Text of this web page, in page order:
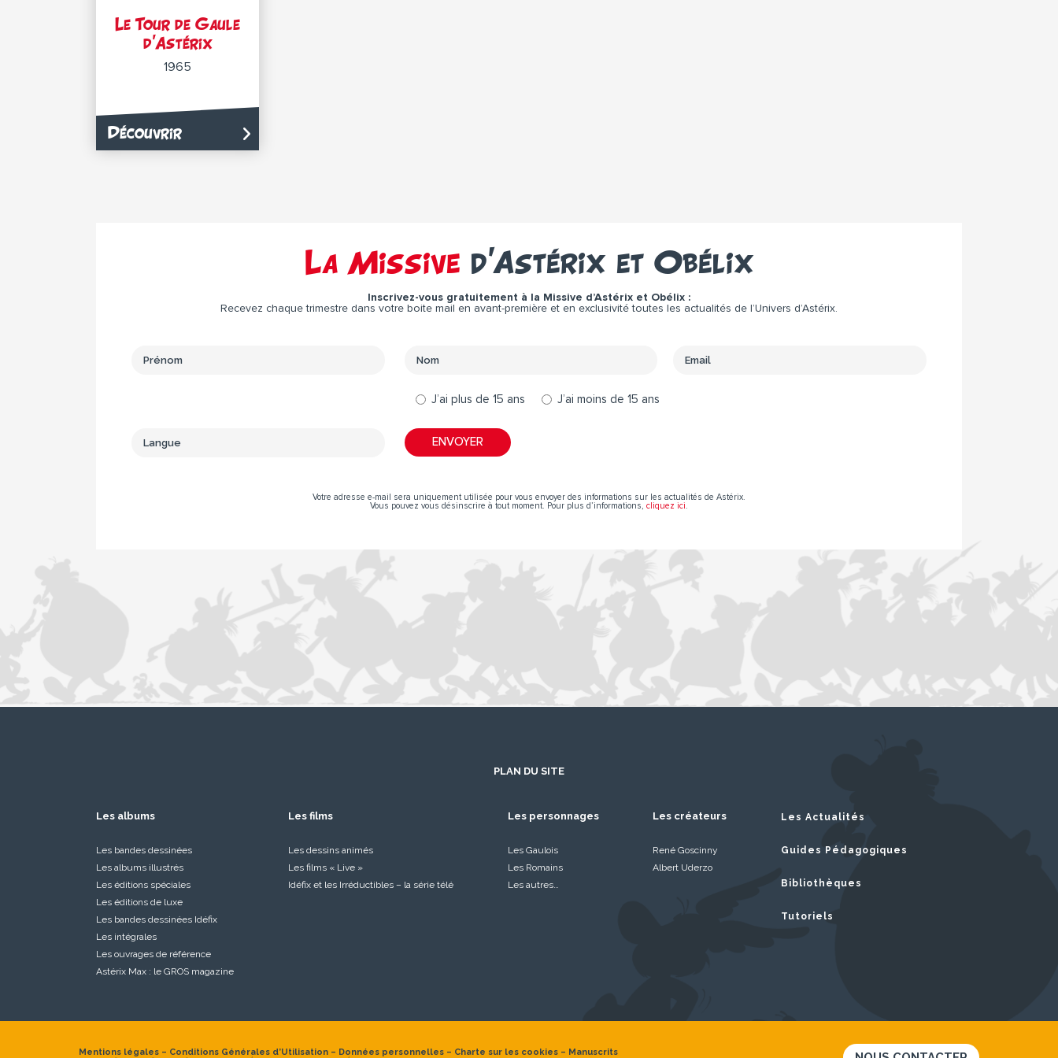
Le Tour de Gaule
d’Astérix
1965
Découvrir
La Missive d’Astérix et Obélix
Inscrivez-vous gratuitement à la Missive d’Astérix et Obélix :
Recevez chaque trimestre dans votre boite mail en avant-première et en exclusivité toutes les actualités de l’Univers d’Astérix.
J’ai plus de 15 ans J’ai moins de 15 ans
Votre adresse e-mail sera uniquement utilisée pour vous envoyer des informations sur les actualités de Astérix.
Vous pouvez vous désinscrire à tout moment. Pour plus d’informations, cliquez ici
PLAN DU SITE
Les albums
Les bandes dessinées
Les albums illustrés
Les éditions spéciales
Les éditions de luxe
Les bandes dessinées Idéfix
Les intégrales
Les ouvrages de référence
Astérix Max : le GROS magazine
Les films
Les dessins animés
Les films « Live »
Idéfix et les Irréductibles – la série télé
Les personnages
Les Gaulois
Les Romains
Les autres…
Les créateurs
René Goscinny
Albert Uderzo
Les Actualités
Guides Pédagogiques
Bibliothèques
Tutoriels
Mentions légales – Conditions Générales d’Utilisation – Données personnelles – Charte sur les cookies – Manuscrits